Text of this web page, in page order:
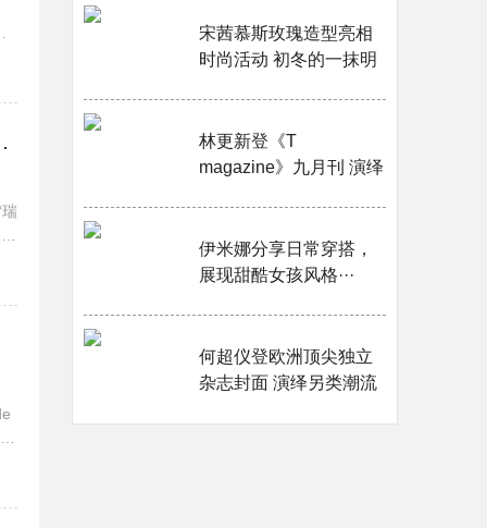
大赛全国总冠军···
宋茜慕斯玫瑰造型亮相
时尚活动 初冬的一抹明
林更新登《T
magazine》九月刊 演绎
伊米娜分享日常穿搭，
展现甜酷女孩风格···
何超仪登欧洲顶尖独立
杂志封面 演绎另类潮流